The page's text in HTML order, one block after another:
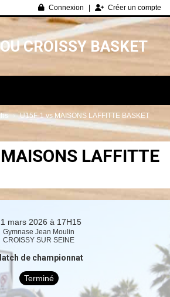
Connexion Créer un compte
CROISSY BASKET
U15F-1 vs MAISONS LAFFITTE BASKET
LAFFITTE
mars 2026 à 17H15
Gymnase Jean Moulin
CROISSY SUR SEINE
de championnat
Terminé